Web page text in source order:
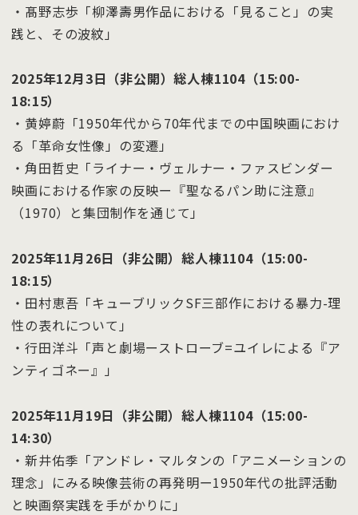
・髙野志歩「柳澤壽男作品における「⾒ること」の実
践と、その波紋」
2025年12月3日（非公開）総人棟1104（15:00-
18:15）
・黄婷蔚「1950年代から70年代までの中国映画におけ
る「革命女性像」の変遷」
・角田哲史「ライナー・ヴェルナー・ファスビンダー
映画における作家の反映ー『聖なるパン助に注意』
（1970）と集団制作を通じて」
2025年11月26日（非公開）総人棟1104（15:00-
18:15）
・田村恵吾「キューブリックSF三部作における暴力-理
性の表れについて」
・行田洋斗「声と劇場ーストローブ=ユイレによる『ア
ンティゴネー』」
2025年11月19日（非公開）総人棟1104（15:00-
14:30）
・新井佑季「アンドレ・マルタンの「アニメーションの
理念」にみる映像芸術の再発明ー1950年代の批評活動
と映画祭実践を手がかりに」